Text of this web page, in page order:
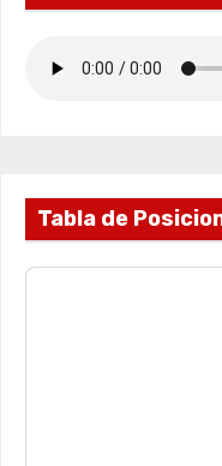
Tabla de